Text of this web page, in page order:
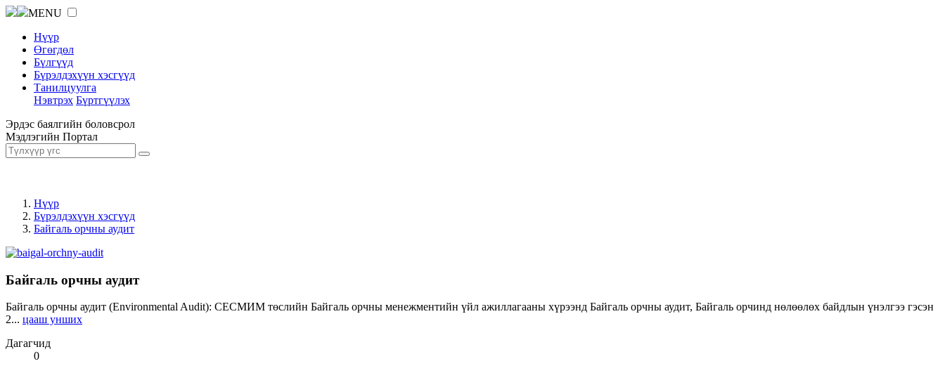
MENU
Нүүр
Өгөгдөл
Бүлгүүд
Бүрэлдэхүүн хэсгүүд
Танилцуулга
Нэвтрэх Бүртгүүлэх
Эрдэс баялгийн боловсрол
Мэдлэгийн Портал
Нүүр
Бүрэлдэхүүн хэсгүүд
Байгаль орчны аудит
Байгаль орчны аудит
Байгаль орчны аудит (Environmental Audit): СЕСМИМ төслийн Байгаль орчны менежментийн үйл ажиллагааны хүрээнд Байгаль орчны аудит, Байгаль орчинд нөлөөлөх байдлын үнэлгээ гэсэн
2... цааш унших
Дагагчид
0